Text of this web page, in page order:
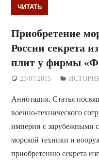
ЧИТАТЬ
Приобретение
России секрета
плит у фирмы
23/07/2015
Аннотация. Статья
военно-технического
империи с зарубежными
морской техники и
приобретению секрета